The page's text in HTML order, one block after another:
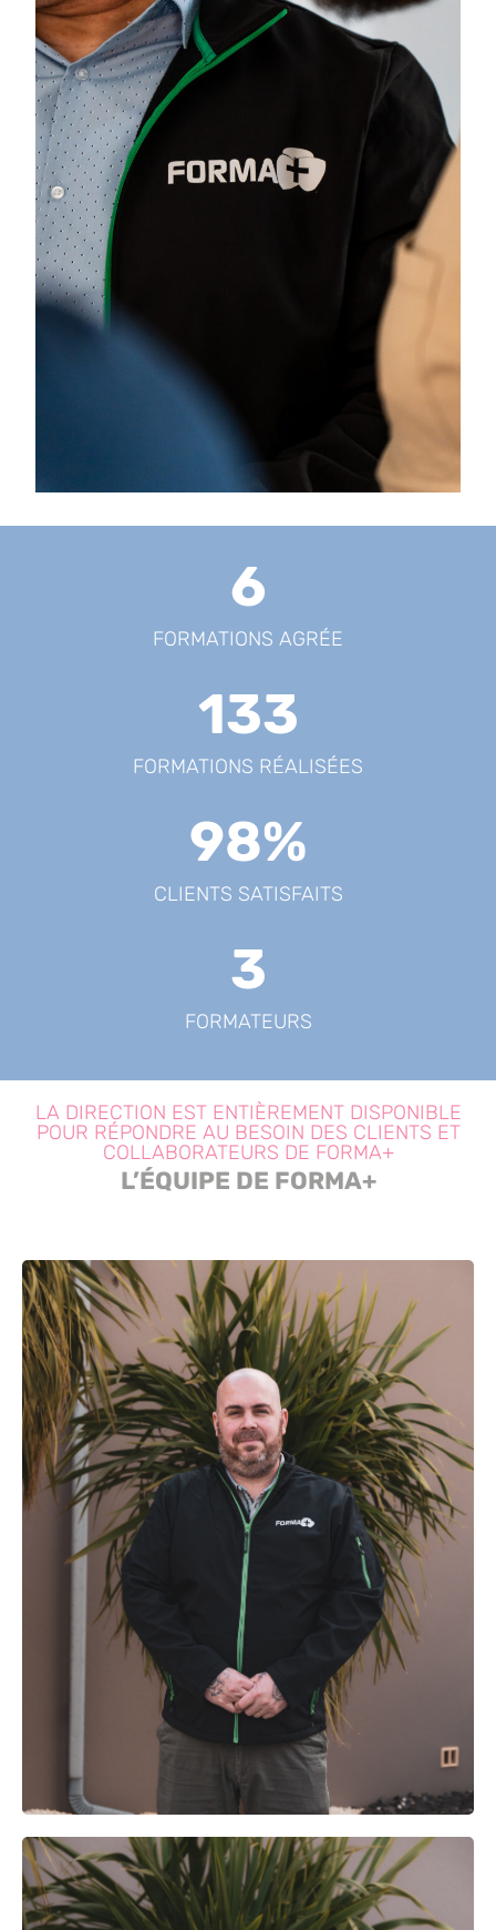
FORMATIONS AGRÉE
6
FORMATIONS RÉALISÉES
133
CLIENTS SATISFAITS
98%
FORMATEURS
3
LA DIRECTION EST ENTIÈREMENT DISPONIBLE
POUR RÉPONDRE AU BESOIN DES CLIENTS ET
COLLABORATEURS DE FORMA+
L’ÉQUIPE DE FORMA+
BENJAMIN
MEGRET
Président de FORMA+ / animateur